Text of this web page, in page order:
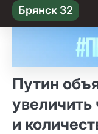
Skip
to content
Брянск 32
Путин
увеличить
и